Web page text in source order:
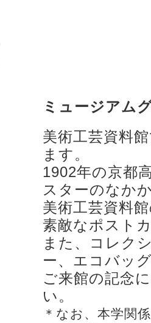
ミュージアム
美術工芸資料
ます。
1902年の京都
スターのなか
美術工芸資料
素敵なポスト
また、コレク
ー、エコバッ
ご来館の記念
い。
＊なお、本学関